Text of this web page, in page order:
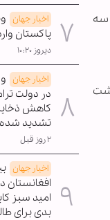
سه
اخبار جهان
پاکستان
دیروز ۱۰:۲۰
اخبار جهان
در دولت
کاهش
تشدید
۲ روز قبل
اخبار جهان
افغانستان
امید سبز
بدی برای